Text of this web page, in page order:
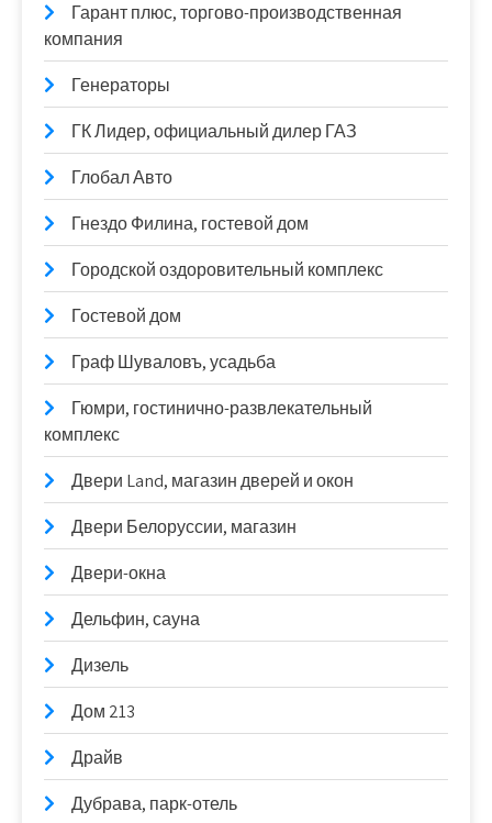
Гарант плюс, торгово-производственная
компания
Генераторы
ГК Лидер, официальный дилер ГАЗ
Глобал Авто
Гнездо Филина, гостевой дом
Городской оздоровительный комплекс
Гостевой дом
Граф Шуваловъ, усадьба
Гюмри, гостинично-развлекательный
комплекс
Двери Land, магазин дверей и окон
Двери Белоруссии, магазин
Двери-окна
Дельфин, сауна
Дизель
Дом 213
Драйв
Дубрава, парк-отель